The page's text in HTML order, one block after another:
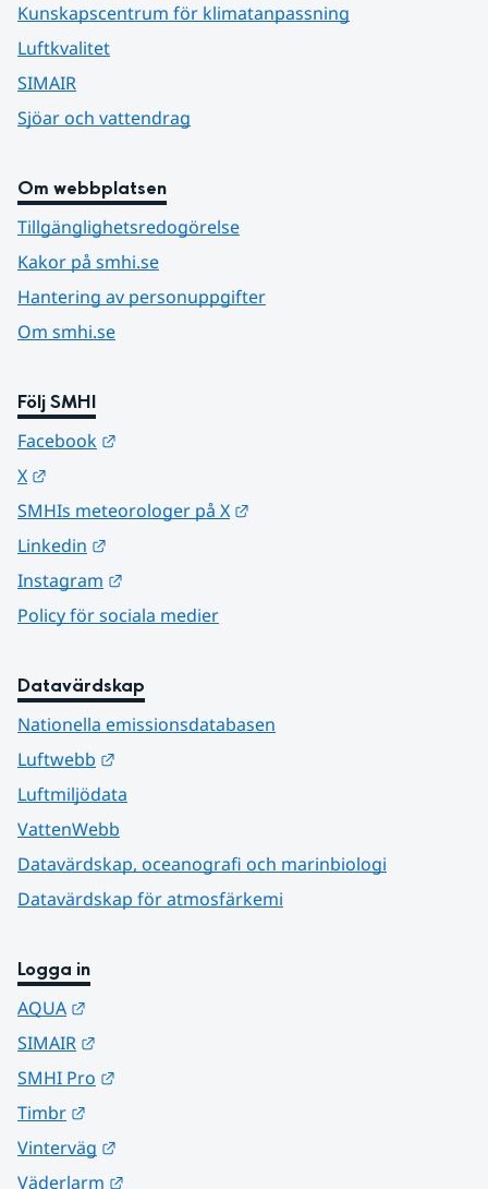
Kunskapscentrum för klimatanpassning
Luftkvalitet
SIMAIR
Sjöar och vattendrag
Om webbplatsen
Tillgänglighetsredogörelse
Kakor på smhi.se
Hantering av personuppgifter
Om smhi.se
Följ SMHI
Facebook
X
SMHIs meteorologer på X
Linkedin
Instagram
Policy för sociala medier
Datavärdskap
Nationella emissionsdatabasen
Luftwebb
Luftmiljödata
VattenWebb
Datavärdskap, oceanografi och marinbiologi
Datavärdskap för atmosfärkemi
Logga in
AQUA
SIMAIR
SMHI Pro
Timbr
Vinterväg
Väderlarm